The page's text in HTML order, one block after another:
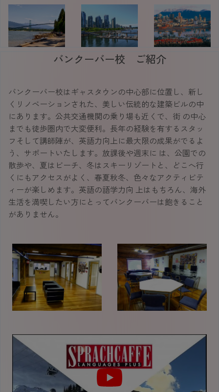
バンクーバー校 ご紹介
バンクーバー校はギャスタウンの中心部に位置し、新し
くリノベーションされた、美しい伝統的な建築ビルの中
にあります。公共交通機関の乗り場も近くで、街 の中心
までも徒歩圏内で大変便利。長年の経験を有するスタッ
フそして講師陣が、英語力向上に最大限の成果がでるよ
う、サポートいたします。放課後や週末に は、公園での
散歩や、夏はビーチ、冬はスキーリゾートと、どこへ行
くにもアクセスがよく、春夏秋冬、色々なアクティビテ
ィーが楽しめます。英語の語学力向 上はもちろん、海外
生活を満喫したい方にとってバンクーバーは飽きること
がありません。